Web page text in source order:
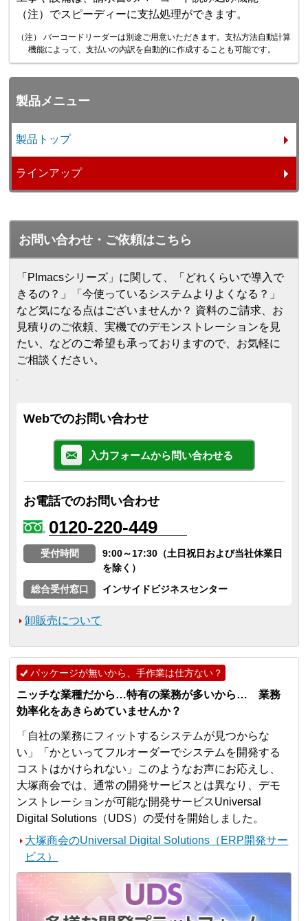
（注）でスピーディーに支払処理ができます。
（注） バーコードリーダーは別途ご用意いただきます。支払方法自動計算
機能によって、支払いの内訳を自動的に作成することも可能です。
製品メニュー
製品トップ
ラインアップ
お問い合わせ・ご依頼はこちら
「PImacsシリーズ」に関して、「どれくらいで導入で
きるの？」「今使っているシステムよりよくなる？」
など気になる点はございませんか？ 資料のご請求、お
見積りのご依頼、実機でのデモンストレーションを見
たい、などのご希望も承っておりますので、お気軽に
ご相談ください。
Webでのお問い合わせ
入力フォームから問い合わせる
お電話でのお問い合わせ
0120-220-449
受付時間
9:00～17:30（土日祝日および当社休業日
を除く）
総合受付窓口
インサイドビジネスセンター
卸販売について
パッケージが無いから、手作業は仕方ない？
ニッチな業種だから…特有の業務が多いから… 業務
効率化をあきらめていませんか？
「自社の業務にフィットするシステムが見つからな
い」「かといってフルオーダーでシステムを開発する
コストはかけられない」このようなお声にお応えし、
大塚商会では、通常の開発サービスとは異なり、デモ
ンストレーションが可能な開発サービスUniversal
Digital Solutions（UDS）の受付を開始しました。
大塚商会のUniversal Digital Solutions（ERP開発サー
ビス）